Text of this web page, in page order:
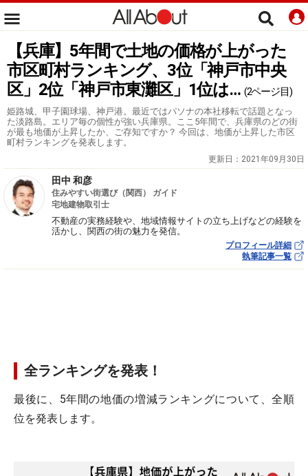
【兵庫】5年間で土地の価格が上がった
市区町村ランキング、3位「神戸市中央
区」2位「神戸市東灘区」1位は… (2ページ目)
姫路城、甲子園球場、神戸港。最近ではパソナの本社移転で話題となっ
た淡路島。エリア毎の個性が強い兵庫県。ここ5年間で、兵庫県のどの街
が最も地価が上昇したか、ご存知ですか？ 今回は、地価が上昇した市区
町村ランキングを発表します。
更新日： 2021年09月30日
田中 和彦
住みやすい街選び（関西） ガイド
宅地建物取引士
不動産の実務経験や、地域情報サイトの立ち上げなどの経験を
活かし、関西の街の魅力を発信。
プロフィール詳細
執筆記事一覧
全ランキングを発表！
最後に、5年間の地価の増減ランキングについて、全順
位を発表します。